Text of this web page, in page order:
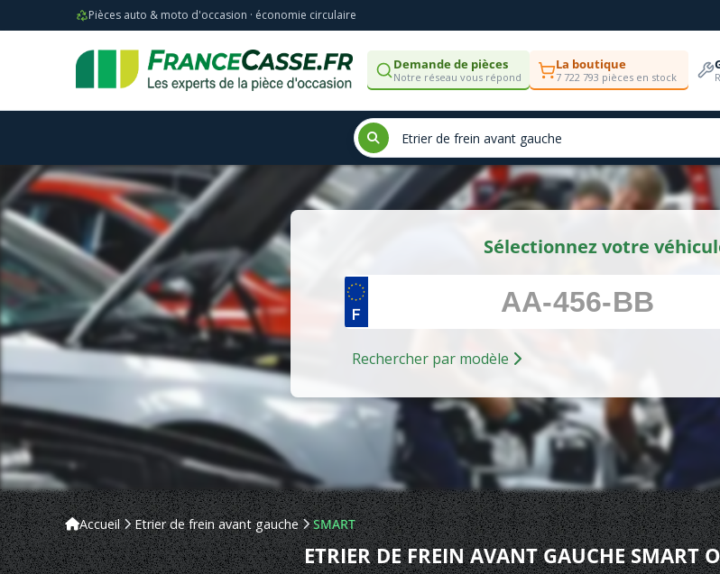
Pièces auto & moto d'occasion · économie circulaire
Demande de pièces
Notre réseau vous répond
La boutique
7 722 793 pièces en stock
Sélectionnez votre
Rechercher par modèle
Accueil Etrier de frein avant gauche SMART
ETRIER DE FREIN AVANT GAUCHE SMART